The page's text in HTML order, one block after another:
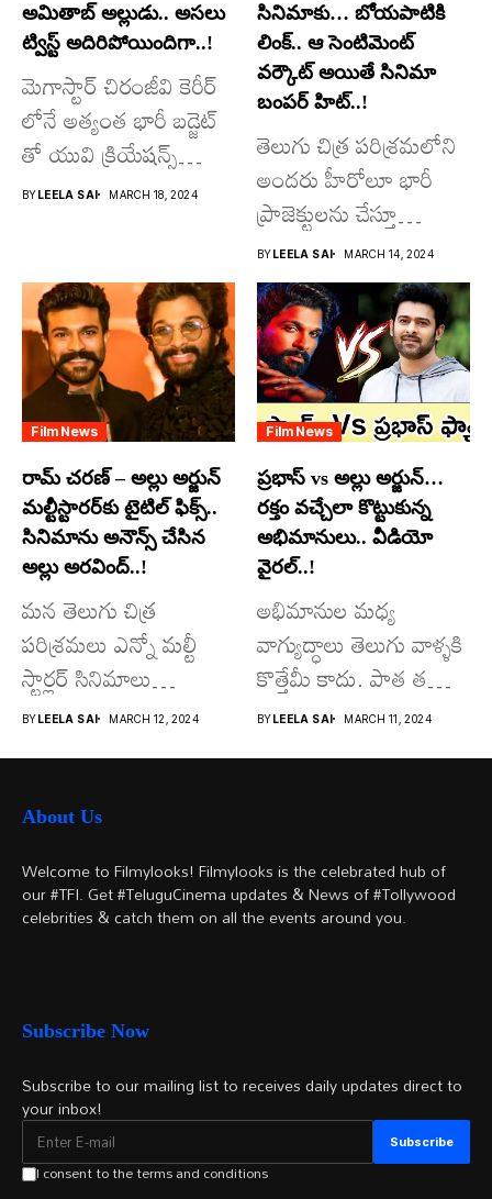
అమితాబ్ అల్లుడు.. అసలు
ట్విస్ట్ అదిరిపోయిందిగా..!
మెగాస్టార్ చిరంజీవి కెరీర్
లోనే అత్యంత భారీ బడ్జెట్
తో యువి క్రియేషన్స్
రూపొందిస్తున్న
BYLEELA SAI MARCH 18, 2024
సినిమాకు… బోయపాటికి
లింక్.. ఆ సెంటిమెంట్
వర్కౌట్ అయితే సినిమా
బంపర్ హిట్..!
తెలుగు చిత్ర పరిశ్రమలోని
అందరు హీరోలూ భారీ
ప్రాజెక్టులను చేస్తూ
దూసుకుపోతోన్నారు.
అందులో కొందరు
మాత్రమే...
BYLEELA SAI MARCH 14, 2024
Film News
రామ్ చరణ్ – అల్లు అర్జున్
మల్టీస్టారర్​కు టైటిల్ ఫిక్స్..
సినిమాను అనౌన్స్ చేసిన
అల్లు అరవింద్..!
మన తెలుగు చిత్ర
పరిశ్రమలు ఎన్నో మల్టీ
స్టార్లర్ సినిమాలు
వచ్చాయి.. కొన్ని సినిమాలు
అయితే...
BY LEELA SAI MARCH 12, 2024
Film News
ప్రభాస్ vs అల్లు అర్జున్…
రక్తం వచ్చేలా కొట్టుకున్న
అభిమానులు.. వీడియో
వైరల్..!
అభిమానుల మధ్య
వాగ్యుద్ధాలు తెలుగు వాళ్ళకి
కొత్తేమీ కాదు. పాత తరం
నటుల నుంచి నేటి...
BY LEELA SAI MARCH 11, 2024
About Us
Welcome to Filmylooks! Filmylooks is the celebrated hub of
our #TFI. Get #TeluguCinema updates & News of #Tollywood
celebrities & catch them on all the events around you.
Subscribe Now
Subscribe to our mailing list to receives daily updates direct to
your inbox!
I consent to the terms and conditions